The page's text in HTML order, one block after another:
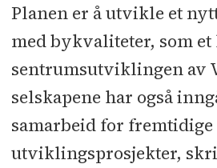
Planen er å utvikle et
med bykvaliteter, som et
sentrumsutviklingen av
selskapene har også
samarbeid for fremtidige
utviklingsprosjekter,